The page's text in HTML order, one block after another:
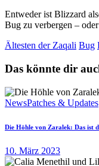
Entweder ist Blizzard
Bug zu verbergen –
Ältesten der Zaqali Bug
Das könnte dir
NewsPatches & Updates
Die Höhle von Zaralek: Das ist
10. März 2023